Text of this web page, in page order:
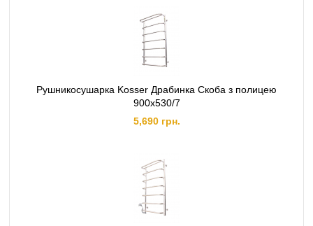
Рушникосушарка Kosser Драбинка Скоба з полицею
900х530/7
5,690 грн.